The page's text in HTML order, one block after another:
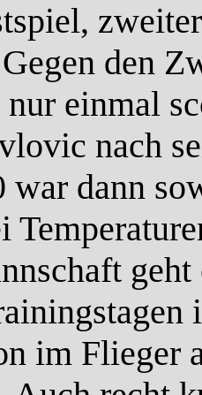
den
einmal
nach
war dann
im Flieger